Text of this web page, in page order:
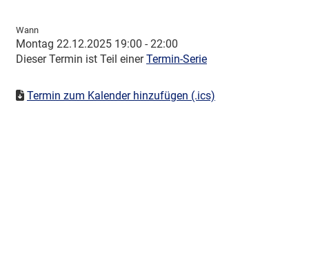
Wann
Montag 22.12.2025 19:00 - 22:00
Dieser Termin ist Teil einerTermin-Serie
Termin zum Kalender hinzufügen (.ics)